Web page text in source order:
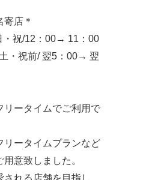
寄店＊
・祝/12：00→ 11：00
・祝前/ 翌5：00→ 翌
リータイムでご利用で
リータイムプランなど
意致しました。
れる店舗を目指し、